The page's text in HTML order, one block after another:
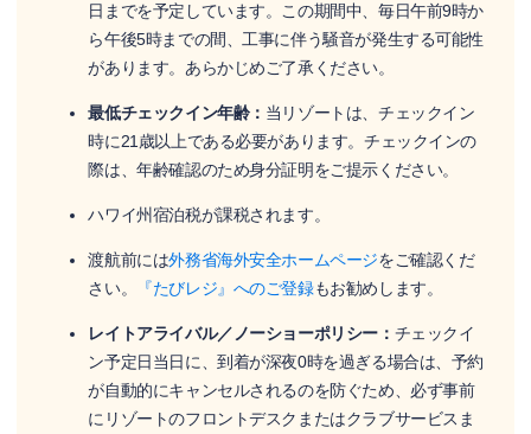
日までを予定しています。この期間中、毎日午前9時か
ら午後5時までの間、工事に伴う騒音が発生する可能性
があります。あらかじめご了承ください。
最低チェックイン年齢： 当リゾートは、チェックイン
時に21歳以上である必要があります。チェックインの
際は、年齢確認のため身分証明をご提示ください。
ハワイ州宿泊税が課税されます。
渡航前には外務省海外安全ホームページをご確認くだ
さい。
『たびレジ』へのご登録もお勧めします。
レイトアライバル／ノーショーポリシー： チェックイ
ン予定日当日に、到着が深夜0時を過ぎる場合は、予約
が自動的にキャンセルされるのを防ぐため、必ず事前
にリゾートのフロントデスクまたはクラブサービスま